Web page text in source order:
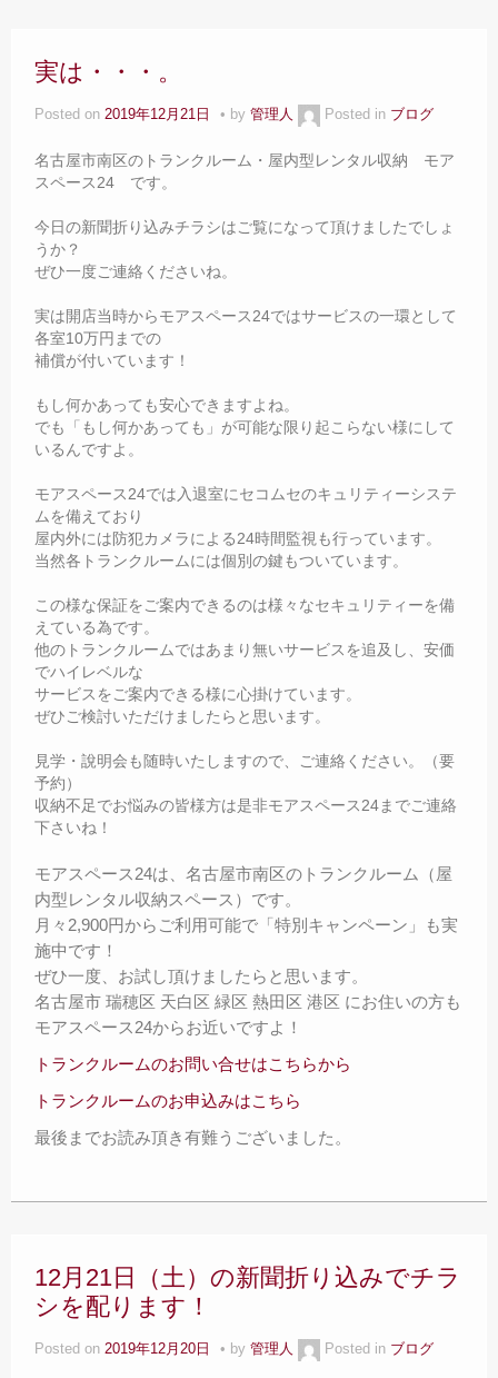
実は・・・。
Posted on 2019年12月21日 by 管理人 Posted in ブログ
名古屋市南区のトランクルーム・屋内型レンタル収納 モア
スペース24 です。
今日の新聞折り込みチラシはご覧になって頂けましたでしょ
うか？
ぜひ一度ご連絡くださいね。
実は開店当時からモアスペース24ではサービスの一環として
各室10万円までの
補償が付いています！
もし何かあっても安心できますよね。
でも「もし何かあっても」が可能な限り起こらない様にして
いるんですよ。
モアスペース24では入退室にセコムセのキュリティーシステ
ムを備えており
屋内外には防犯カメラによる24時間監視も行っています。
当然各トランクルームには個別の鍵もついています。
この様な保証をご案内できるのは様々なセキュリティーを備
えている為です。
他のトランクルームではあまり無いサービスを追及し、安価
でハイレベルな
サービスをご案内できる様に心掛けています。
ぜひご検討いただけましたらと思います。
見学・說明会も随時いたしますので、ご連絡ください。（要
予約）
収納不足でお悩みの皆様方は是非モアスペース24までご連絡
下さいね！
モアスペース24は、名古屋市南区のトランクルーム（屋
内型レンタル収納スペース）です。
月々2,900円からご利用可能で「特別キャンペーン」も実
施中です！
ぜひ一度、お試し頂けましたらと思います。
名古屋市 瑞穂区 天白区 緑区 熱田区 港区 にお住いの方も
モアスペース24からお近いですよ！
トランクルームのお問い合せはこちらから
トランクルームのお申込みはこちら
最後までお読み頂き有難うございました。
12月21日（土）の新聞折り込みでチラ
シを配ります！
Posted on 2019年12月20日 by 管理人 Posted in ブログ